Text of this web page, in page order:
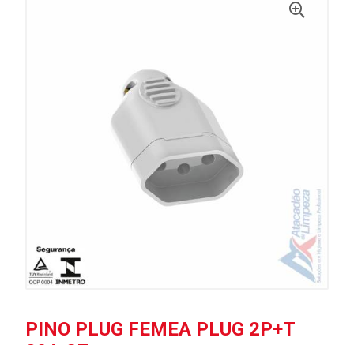
PINO PLUG FEMEA PLUG 2P+T